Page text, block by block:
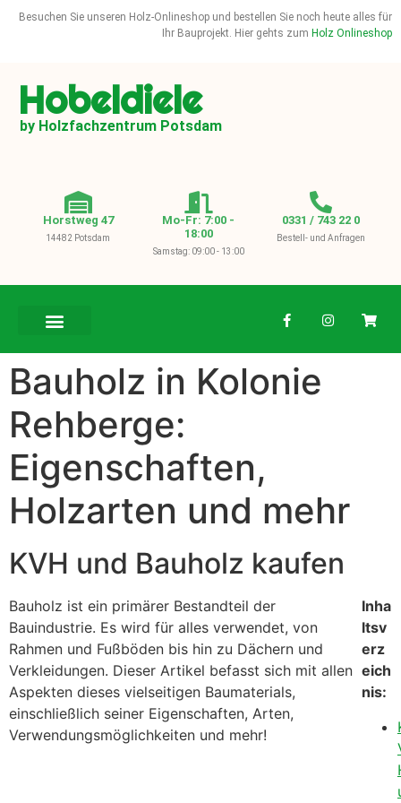
Besuchen Sie unseren Holz-Onlineshop und bestellen Sie noch heute alles für
Ihr Bauprojekt. Hier gehts zum Holz Onlineshop
Hobeldiele
by Holzfachzentrum Potsdam
Horstweg 47
14482 Potsdam
Mo-Fr: 7:00 -
18:00
Samstag: 09:00 - 13:00
0331 / 743 22 0
Bestell- und Anfragen
Bauholz in Kolonie
Rehberge:
Eigenschaften,
Holzarten und mehr
KVH und Bauholz kaufen
Bauholz ist ein primärer Bestandteil der
Bauindustrie. Es wird für alles verwendet, von
Rahmen und Fußböden bis hin zu Dächern und
Verkleidungen. Dieser Artikel befasst sich mit allen
Aspekten dieses vielseitigen Baumaterials,
einschließlich seiner Eigenschaften, Arten,
Verwendungsmöglichkeiten und mehr!
Inha
ltsv
erz
eich
nis: